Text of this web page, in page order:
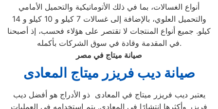
أنواع الغسالات، بما في ذلك الأتوماتيكية والتحميل الأمامي
والتحميل العلوي، بالإضافة إلى غسالات 7 كيلو و 10 كيلو و 14
كيلو. جميع أنواع المنتجات لا تقتصر على هؤلاء فحسب، إذ أصبحنا
في المقدمة وقادة في سوق الشركات بأكمله.
صيانة ميتاج في مصر
صيانة ديب فريزر ميتاج المعادى
يعتبر ديب فريزر ميتاج في المعادى ذو الأدراج هو أفضل ديب
فريزر وأكثرها انتشارًا في المعادى. يتم استخدامه في العمليات